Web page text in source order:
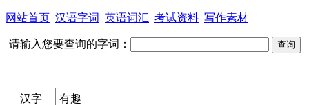
网站首页 汉语字词 英语词汇 考试资料 写作素材
请输入您要查询的字词：
汉字 有趣